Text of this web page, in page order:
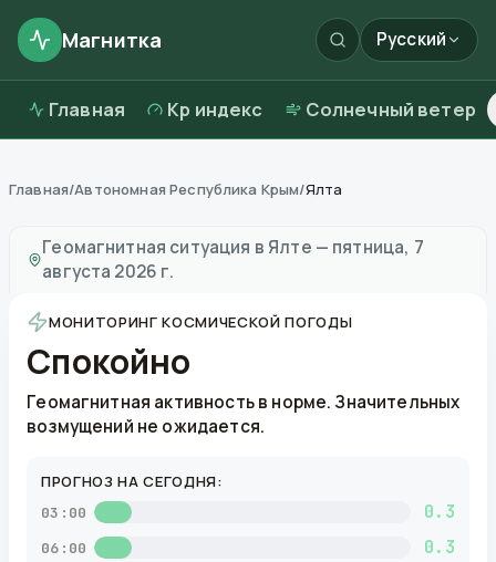
Магнитка Русский
Главная Kp индекс Солнечный ветер
Главная/Автономная Республика Крым/Ялта
Геомагнитная ситуация в Ялте — пятница, 7
августа 2026 г.
МОНИТОРИНГ КОСМИЧЕСКОЙ ПОГОДЫ
Спокойно
Геомагнитная активность в норме. Значительных
возмущений не ожидается.
ПРОГНОЗ НА СЕГОДНЯ:
03:00 0.3
06:00 0.3